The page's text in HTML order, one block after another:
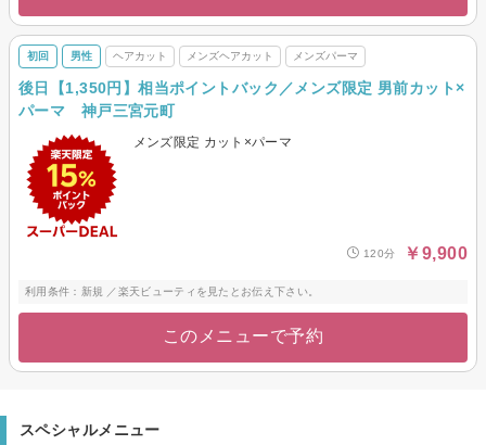
初回 男性 ヘアカット メンズヘアカット メンズパーマ
後日【1,350円】相当ポイントバック／メンズ限定 男前カット×
パーマ 神戸三宮元町
メンズ限定 カット×パーマ
120分 ￥9,900
利用条件：新規 ／楽天ビューティを見たとお伝え下さい。
このメニューで予約
スペシャルメニュー